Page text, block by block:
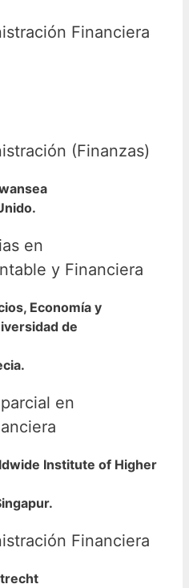
Financiera
(Finanzas)
en
y Financiera
Economía y
de
en
Institute of Higher
Financiera